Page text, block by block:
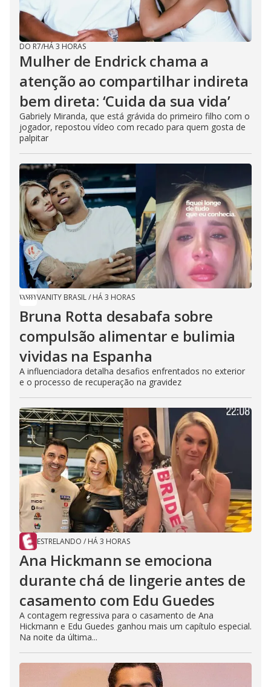
DO R7/HÁ 3 HORAS
Mulher de Endrick chama a
atenção ao compartilhar indireta
bem direta: ‘Cuida da sua vida’
Gabriely Miranda, que está grávida do primeiro filho com o
jogador, repostou vídeo com recado para quem gosta de
palpitar
VANITY BRASIL/ HÁ 3 HORAS
Bruna Rotta desabafa sobre
compulsão alimentar e bulimia
vividas na Espanha
A influenciadora detalha desafios enfrentados no exterior
e o processo de recuperação na gravidez
ESTRELANDO / HÁ 3 HORAS
Ana Hickmann se emociona
durante chá de lingerie antes de
casamento com Edu Guedes
A contagem regressiva para o casamento de Ana
Hickmann e Edu Guedes ganhou mais um capítulo especial.
Na noite da última...